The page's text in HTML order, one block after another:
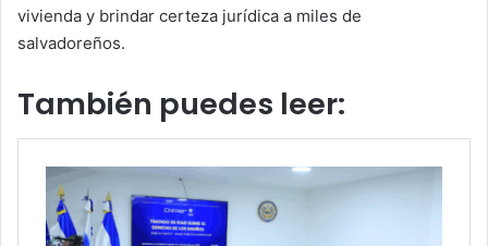
vivienda y brindar certeza jurídica a miles de
salvadoreños.
También puedes leer: